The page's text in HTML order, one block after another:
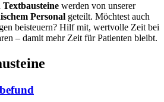
Textbausteine werden von unserer
Personal geteilt. Möchtest auch
beisteuern? Hilf mit, wertvolle Zeit bei
– damit mehr Zeit für Patienten bleibt.